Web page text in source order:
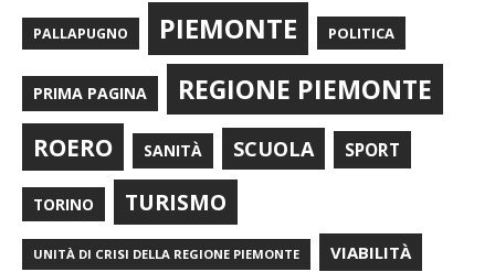
PALLAPUGNO PIEMONTE POLITICA
PRIMA PAGINA REGIONE PIEMONTE
ROERO SANITÀ SCUOLA SPORT
TORINO TURISMO
UNITÀ DI CRISI DELLA REGIONE PIEMONTE VIABILITÀ